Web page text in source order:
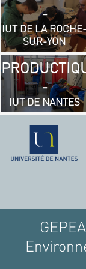
-
IUT DE LA ROCHE-
SUR-YON
- GÉNIE
MÉCANIQUE
ET
-
IUT DE NANTES